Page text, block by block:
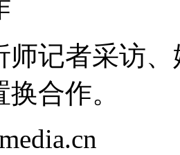
师记者采访
合作。